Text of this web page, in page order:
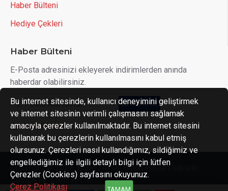
Haber Bülteni
Hediye Çekleri
Haber Bülteni
E-Posta adresinizi ekleyerek indirimlerden anında
haberdar olabilirsiniz.
Abone OL
Gizlilik Politikası 'ni okudum ve kabul ediyorum.
Copyright © 2022, Koral Zeytin, Bütün Hakları Saklıdır.
Design By 3nDizayn.NET
TAMAM
Bu internet sitesinde, kullanıcı deneyimini geliştirmek
ve internet sitesinin verimli çalışmasını sağlamak
amacıyla çerezler kullanılmaktadır. Bu internet sitesini
kullanarak bu çerezlerin kullanılmasını kabul etmiş
olursunuz. Çerezleri nasıl kullandığımız, sildiğimiz ve
engellediğimiz ile ilgili detaylı bilgi için lütfen
Çerezler (Cookies) sayfasını okuyunuz.
Çerez Politikası